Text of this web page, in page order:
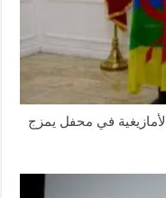
في محفل يمزج